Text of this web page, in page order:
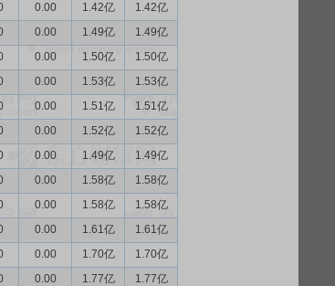
0.00 1.42亿
1.42亿
0.00 1.49亿
1.49亿
0.00 1.50亿
1.50亿
0.00 1.53亿
1.53亿
0.00 1.51亿
1.51亿
0.00 1.52亿
1.52亿
0.00 1.49亿
1.49亿
0.00 1.58亿
1.58亿
0.00 1.58亿
1.58亿
0.00 1.61亿
1.61亿
0.00 1.70亿
1.70亿
0.00 1.77亿
1.77亿